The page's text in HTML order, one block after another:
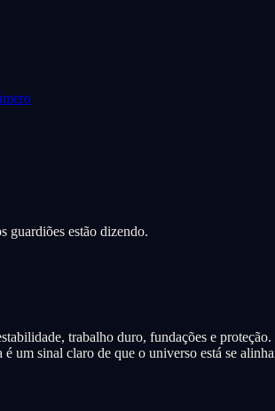
guardiões estão dizendo.
trabalho duro, fundações e
um sinal claro de que o universo está se